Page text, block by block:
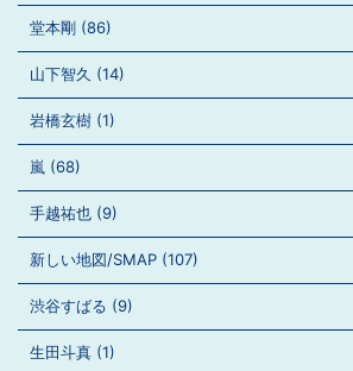
堂本剛 (86)
山下智久 (14)
岩橋玄樹 (1)
嵐 (68)
手越祐也 (9)
新しい地図/SMAP (107)
渋谷すばる (9)
生田斗真 (1)